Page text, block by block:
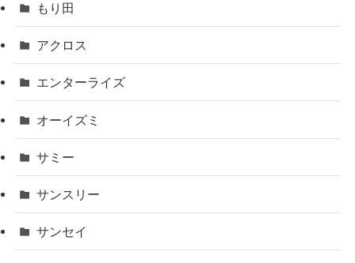
もり田
アクロス
エンターライズ
オーイズミ
サミー
サンスリー
サンセイ